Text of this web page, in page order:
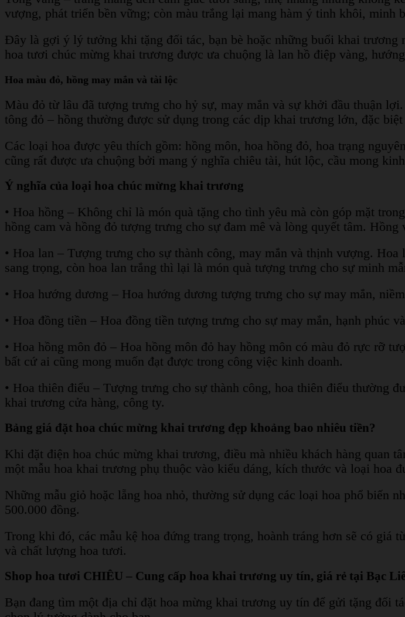
vượng, phát triển bền vững; còn màu trắng lại mang hàm ý tinh khôi, minh
Đây là gợi ý lý tưởng khi tặng đối tác, bạn bè hoặc những buổi khai trương
hoa tươi chúc mừng khai trương được ưa chuộng là lan hồ điệp vàng,
Hoa màu đỏ, hồng may mắn và tài lộc
Màu đỏ từ lâu đã tượng trưng cho hỷ sự, may mắn và sự khởi đầu thuận
tông đỏ – hồng thường được sử dụng trong các dịp khai trương lớn, đặc
Các loại hoa được yêu thích gồm: hồng môn, hoa hồng đỏ, hoa trạng
cũng rất được ưa chuộng bởi mang ý nghĩa chiêu tài, hút lộc, cầu mong
Ý nghĩa của loại hoa chúc mừng khai trương
• Hoa hồng – Không chỉ là món quà tặng cho tình yêu mà còn góp mặt
hồng cam và hồng đỏ tượng trưng cho sự đam mê và lòng quyết tâm.
• Hoa lan – Tượng trưng cho sự thành công, may mắn và thịnh vượng.
sang trọng, còn hoa lan trắng thì lại là món quà tượng trưng cho sự minh
• Hoa hướng dương – Hoa hướng dương tượng trưng cho sự may mắn,
• Hoa đồng tiền – Hoa đồng tiền tượng trưng cho sự may mắn, hạnh phúc
• Hoa hồng môn đỏ – Hoa hồng môn đỏ hay hồng môn có màu đỏ rực rỡ
bất cứ ai cũng mong muốn đạt được trong công việc kinh doanh.
• Hoa thiên điểu – Tượng trưng cho sự thành công, hoa thiên điểu thường
khai trương cửa hàng, công ty.
Bảng giá đặt hoa chúc mừng khai trương đẹp khoảng bao nhiêu tiền?
Khi đặt điện hoa chúc mừng khai trương, điều mà nhiều khách hàng quan
một mẫu hoa khai trương phụ thuộc vào kiểu dáng, kích thước và loại hoa
Những mẫu giỏ hoặc lẵng hoa nhỏ, thường sử dụng các loại hoa phổ
500.000 đồng.
Trong khi đó, các mẫu kệ hoa đứng trang trọng, hoành tráng hơn sẽ có giá
và chất lượng hoa tươi.
Shop hoa tươi CHIÊU – Cung cấp hoa khai trương uy tín, giá rẻ tại Bạc
Bạn đang tìm một địa chỉ đặt hoa mừng khai trương uy tín để gửi tặng đối